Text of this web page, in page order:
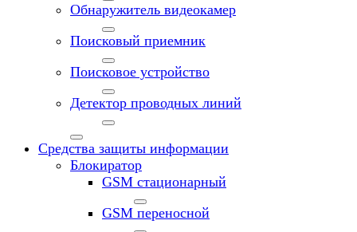
Обнаружитель видеокамер
Поисковый приемник
Поисковое устройство
Детектор проводных линий
Средства защиты информации
Блокиратор
GSM стационарный
GSM переносной